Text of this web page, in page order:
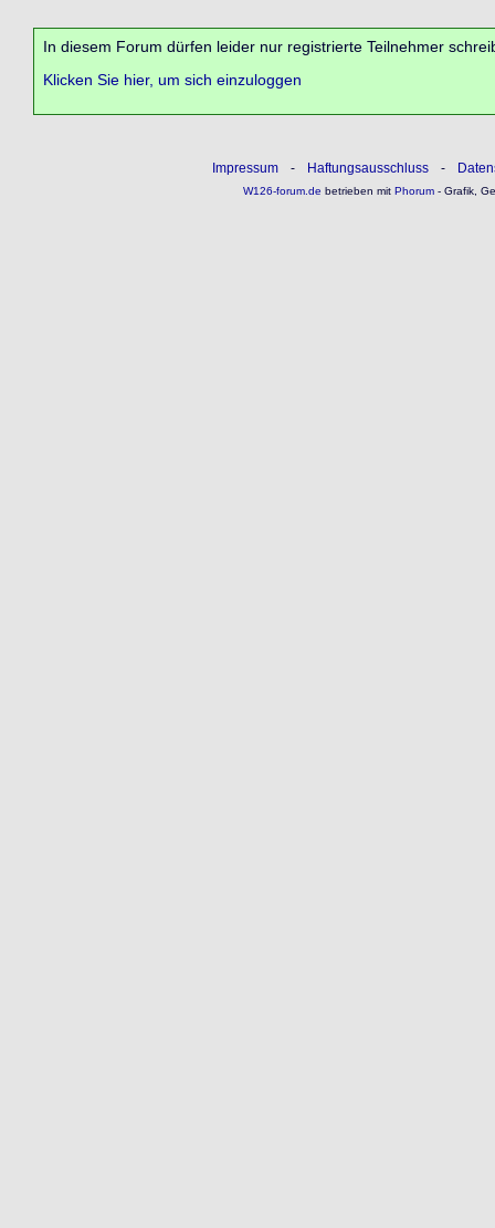
In diesem Forum dürfen leider nur registrierte Teilnehmer
Klicken Sie hier, um sich einzuloggen
Impressum - Haftungsausschluss -
W126-forum.de betrieben mitPhorum- Grafik,